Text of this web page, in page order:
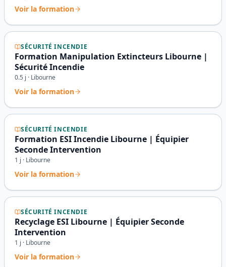
Voir la formation
SÉCURITÉ INCENDIE
Formation Manipulation Extincteurs Libourne |
Sécurité Incendie
0.5 j · Libourne
Voir la formation
SÉCURITÉ INCENDIE
Formation ESI Incendie Libourne | Équipier
Seconde Intervention
1 j · Libourne
Voir la formation
SÉCURITÉ INCENDIE
Recyclage ESI Libourne | Équipier Seconde
Intervention
1 j · Libourne
Voir la formation